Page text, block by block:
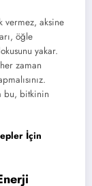
vermez, aksine
öğle
yakar.
zaman
bu, bitkinin
İçin